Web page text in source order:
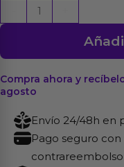
Forma
Pene
Fuscia
cantidad
Compra ahora y
agosto
Envío 24/48h en
Pago seguro con
contrareembolso